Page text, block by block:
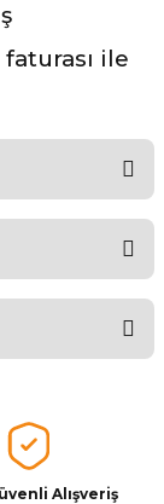
ile
Alışveriş